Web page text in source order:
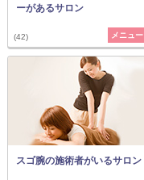
ーがあるサロン
(42) メニュー
スゴ腕の施術者がいるサロン